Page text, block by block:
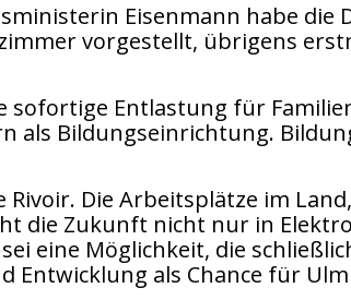
Eisenmann habe die
vorgestellt, übrigens
Entlastung für
als Bildungseinrichtung.
Die Arbeitsplätze im
die Zukunft nicht nur in
eine Möglichkeit, die
Entwicklung als Chance für